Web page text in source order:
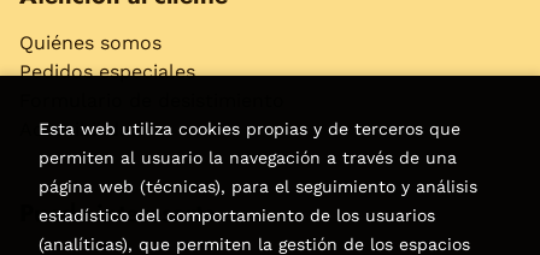
Quiénes somos
Pedidos especiales
Accesibilidad
Puede interesarte
Esta web utiliza cookies propias y de terceros que
permiten al usuario la navegación a través de una
página web (técnicas), para el seguimiento y análisis
estadístico del comportamiento de los usuarios
(analíticas), que permiten la gestión de los espacios